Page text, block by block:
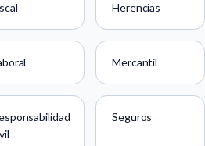
Herencias
Mercantil
Seguros